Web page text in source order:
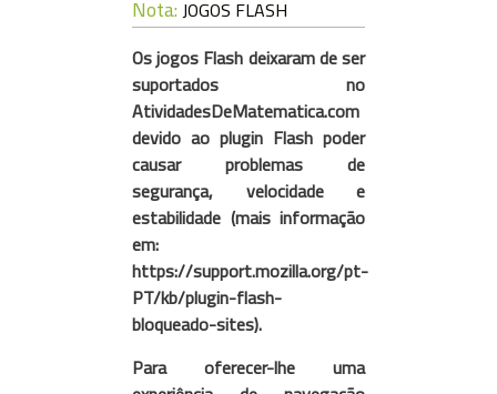
Nota:JOGOS FLASH
Os jogos Flash deixaram de ser
suportados no
AtividadesDeMatematica.com
devido ao plugin Flash poder
causar problemas de
segurança, velocidade e
estabilidade (mais informação
em:
https://support.mozilla.org/pt-
PT/kb/plugin-flash-
bloqueado-sites).
Para oferecer-lhe uma